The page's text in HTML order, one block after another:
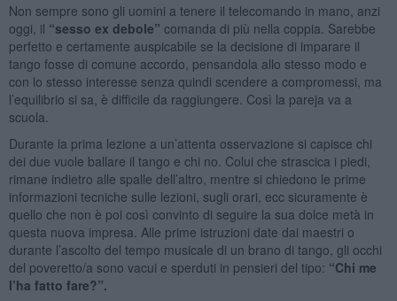
Non sempre sono gli uomini a tenere il telecomando in mano, anzi
oggi, il “sesso ex debole” comanda di più nella coppia. Sarebbe
perfetto e certamente auspicabile se la decisione di imparare il
tango fosse di comune accordo, pensandola allo stesso modo e
con lo stesso interesse senza quindi scendere a compromessi, ma
l’equilibrio si sa, è difficile da raggiungere. Così la pareja va a
scuola.
Durante la prima lezione a un’attenta osservazione si capisce chi
dei due vuole ballare il tango e chi no. Colui che strascica i piedi,
rimane indietro alle spalle dell’altro, mentre si chiedono le prime
informazioni tecniche sulle lezioni, sugli orari, ecc sicuramente è
quello che non è poi così convinto di seguire la sua dolce metà in
questa nuova impresa. Alle prime istruzioni date dai maestri o
durante l’ascolto del tempo musicale di un brano di tango, gli occhi
del poveretto/a sono vacui e sperduti in pensieri del tipo: “Chi me
l’ha fatto fare?”.